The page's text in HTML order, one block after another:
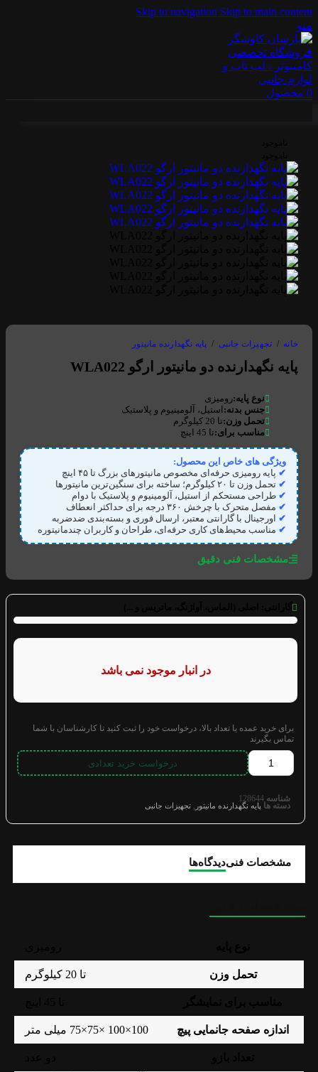
Skip to navigation Skip to main content
منو
0 محصول
خانه / تجهیزات جانبی / پایه نگهدارنده مانیتور
پایه نگهدارنده دو مانیتور ارگو WLA022
نوع پایه:رومیزی
جنس بدنه: استیل، آلومینیوم و پلاستیک
تحمل وزن:تا 20 کیلوگرم
مناسب برای:تا 45 اینچ
ویژگی های خاص این محصول:
✔ پایه رومیزی حرفه‌ای مخصوص مانیتورهای بزرگ تا ۴۵ اینچ
✔ تحمل وزن تا ۲۰ کیلوگرم؛ ساخته برای سنگین‌ترین مانیتورها
✔ طراحی مستحکم از استیل، آلومینیوم و پلاستیک با دوام
✔ مفصل متحرک با چرخش ۳۶۰ درجه برای حداکثر انعطاف
✔ اورجینال با گارانتی معتبر، ارسال فوری و بسته‌بندی ضدضربه
✔ مناسب محیط‌های کاری حرفه‌ای، طراحان و کاربران چندمانیتوره
مشخصات فنی دقیق
در انبار موجود نمی باشد
برای خرید عمده یا تعداد بالا، درخواست خود را ثبت کنید تا کارشناسان با شما
تماس بگیرند
درخواست خرید تعدادی
شناسه 128644
دسته ها پایه نگهدارنده مانیتور , تجهیزات جانبی
مشخصات فنیدیدگاه‌ها
تحمل وزن تا 20 کیلوگرم
اندازه صفحه جانمایی پیچ 100×100 ×75×75 میلی متر